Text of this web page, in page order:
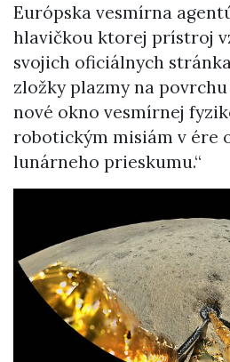
Európska vesmírna
hlavičkou ktorej prístroj
svojich oficiálnych
zložky plazmy na
nové okno vesmírnej
robotickým misiám v ére
lunárneho prieskumu.“